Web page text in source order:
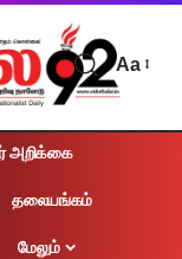
Aa
அறிக்கை
தலையங்கம்
மேலும்